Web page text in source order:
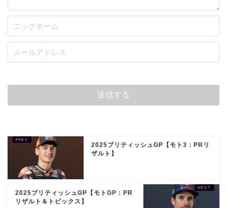
2025ブリティッシュGP【モト3：PRリ
ザルト】
2025ブリティッシュGP【モトGP：PR
リザルト＆トピックス】